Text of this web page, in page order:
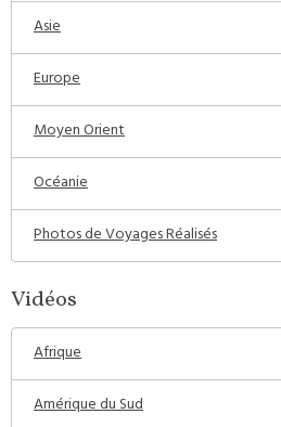
Asie
Europe
Moyen Orient
Océanie
Photos de Voyages Réalisés
Vidéos
Afrique
Amérique du Sud